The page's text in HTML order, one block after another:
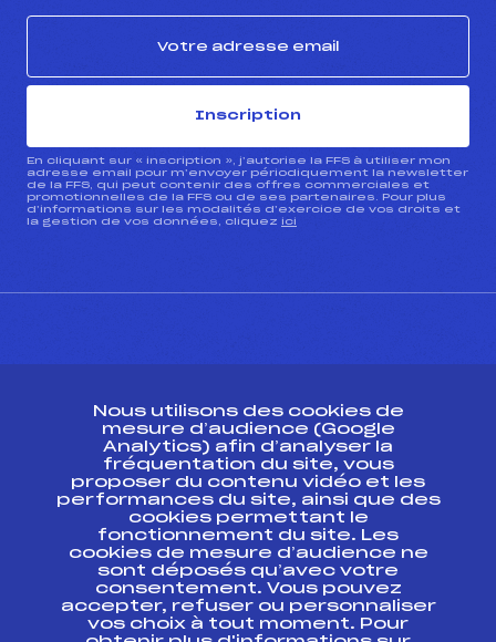
Inscription
En cliquant sur « inscription », j’autorise la FFS à utiliser mon
adresse email pour m’envoyer périodiquement la newsletter
de la FFS, qui peut contenir des offres commerciales et
promotionnelles de la FFS ou de ses partenaires. Pour plus
d’informations sur les modalités d’exercice de vos droits et
la gestion de vos données, cliquez ici
Ressources
Pass’Neige
Projet sportif fédéral
Projet de performance fédéral
Antidopage
Pôle Développement, Formation, Suivi
Scientifique
Nous utilisons des cookies de
mesure d’audience (Google
Analytics) afin d’analyser la
fréquentation du site, vous
proposer du contenu vidéo et les
performances du site, ainsi que des
cookies permettant le
fonctionnement du site. Les
cookies de mesure d’audience ne
sont déposés qu’avec votre
consentement. Vous pouvez
accepter, refuser ou personnaliser
vos choix à tout moment. Pour